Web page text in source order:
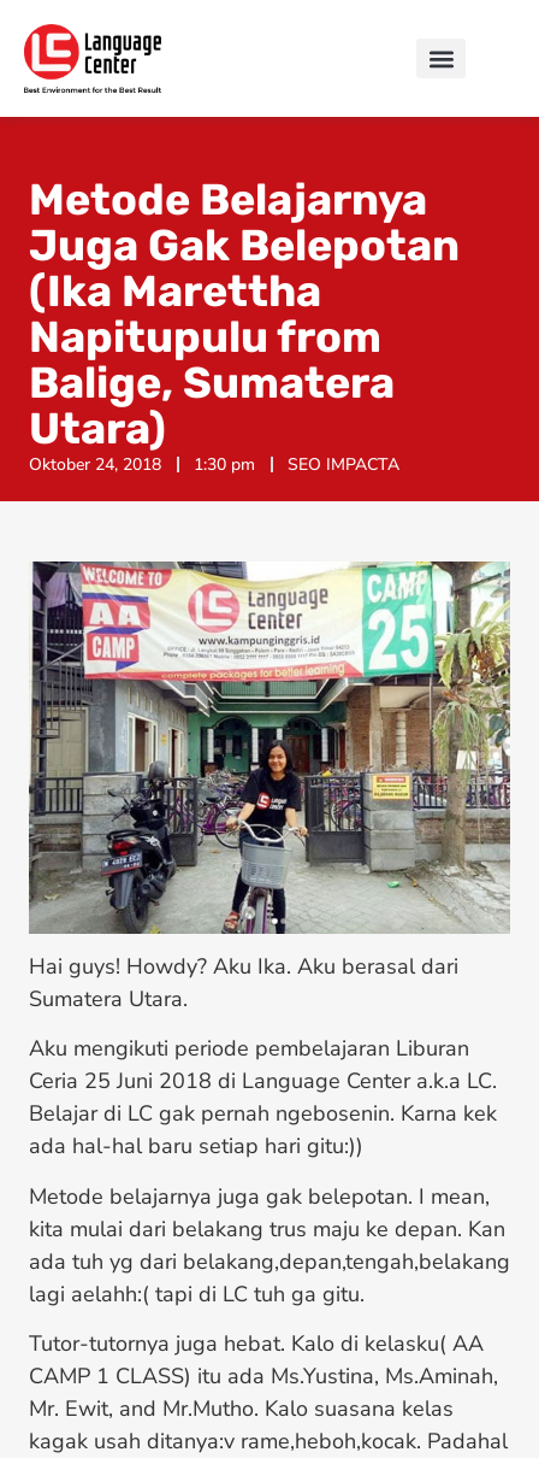
Metode Belajarnya
Juga Gak Belepotan
(Ika Marettha
Napitupulu from
Balige, Sumatera
Utara)
Oktober 24, 2018 1:30 pm SEO IMPACTA
Hai guys! Howdy? Aku Ika. Aku berasal dari
Sumatera Utara.
Aku mengikuti periode pembelajaran Liburan
Ceria 25 Juni 2018 di Language Center a.k.a LC.
Belajar di LC gak pernah ngebosenin. Karna kek
ada hal-hal baru setiap hari gitu:))
Metode belajarnya juga gak belepotan. I mean,
kita mulai dari belakang trus maju ke depan. Kan
ada tuh yg dari belakang,depan,tengah,belakang
lagi aelahh:( tapi di LC tuh ga gitu.
Tutor-tutornya juga hebat. Kalo di kelasku( AA
CAMP 1 CLASS) itu ada Ms.Yustina, Ms.Aminah,
Mr. Ewit, and Mr.Mutho. Kalo suasana kelas
kagak usah ditanya:v rame,heboh,kocak. Padahal